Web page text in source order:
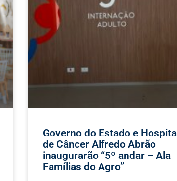
Governo do Estado e Hospital
de Câncer Alfredo Abrão
inaugurarão “5º andar – Ala
Famílias do Agro”